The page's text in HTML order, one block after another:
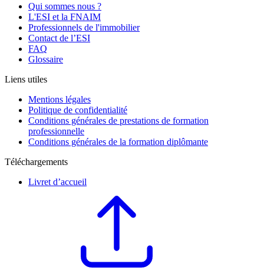
Qui sommes nous ?
L'ESI et la FNAIM
Professionnels de l'immobilier
Contact de l’ESI
FAQ
Glossaire
Liens utiles
Mentions légales
Politique de confidentialité
Conditions générales de prestations de formation
professionnelle
Conditions générales de la formation diplômante
Téléchargements
Livret d’accueil